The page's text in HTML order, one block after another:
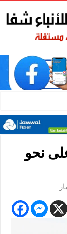
من مخيم قلنديا
نحو